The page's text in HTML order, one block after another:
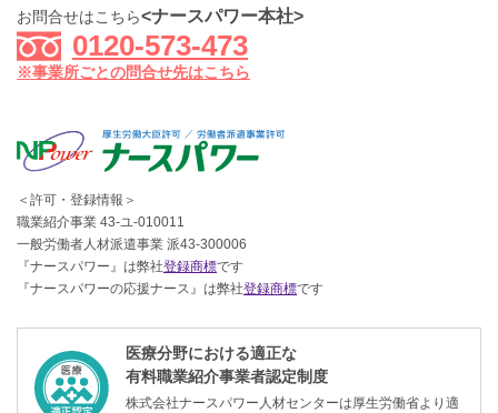
お問合せはこちら<ナースパワー本社>
0120-573-473
※事業所ごとの問合せ先はこちら
＜許可・登録情報＞
職業紹介事業 43-ユ-010011
一般労働者人材派遣事業 派43-300006
『ナースパワー』は弊社登録商標です
『ナースパワーの応援ナース』は弊社登録商標です
医療分野における適正な
有料職業紹介事業者認定制度
株式会社ナースパワー人材センターは厚生労働省より適